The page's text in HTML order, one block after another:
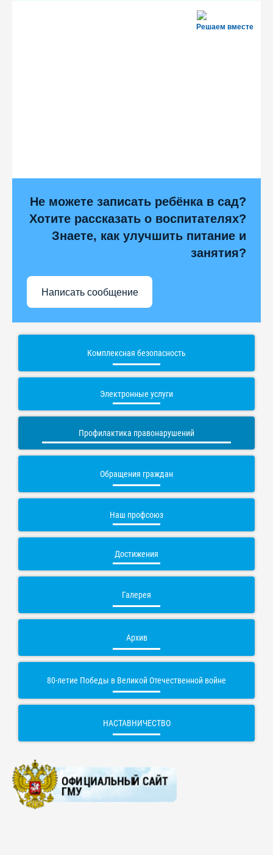
Решаем вместе
Не можете записать ребёнка в сад?
Хотите рассказать о воспитателях?
Знаете, как улучшить питание и
занятия?
Написать сообщение
Комплексная безопасность
Электронные услуги
Профилактика правонарушений
Обращения граждан
Наш профсоюз
Достижения
Галерея
Архив
80-летие Победы в Великой Отечественной войне
НАСТАВНИЧЕСТВО